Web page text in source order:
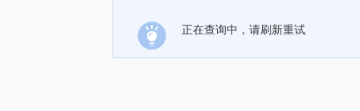
正在查询中，请刷新重试